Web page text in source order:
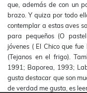
que, además de con un
brazo. Y quiza por todo
contemplar a estas aves
para pequeños (O
jóvenes ( El Chico que
(Tejanos en el frigo).
1991; Baporea, 1993;
gusta destacar que son
de verdad me gusta, es